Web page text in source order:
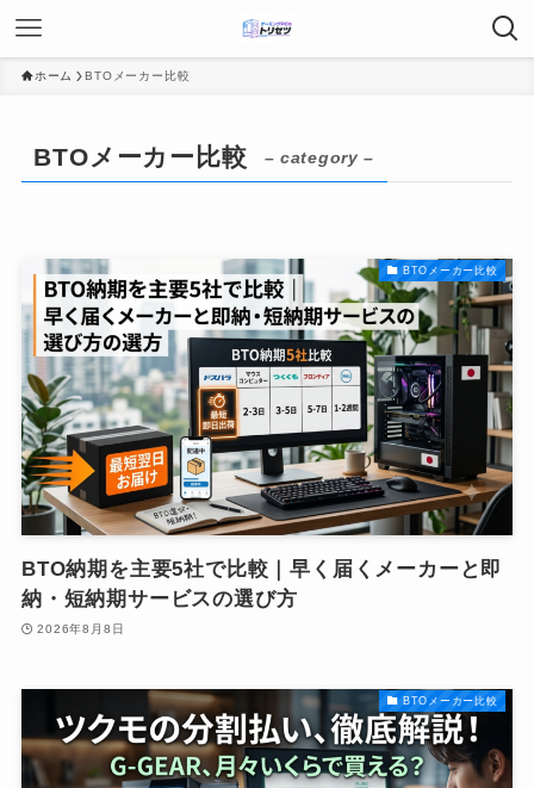
ホーム BTOメーカー比較
BTOメーカー比較 – category –
BTOメーカー比較
BTO納期を主要5社で比較｜早く届くメーカーと即
納・短納期サービスの選び方
2026年8月8日
BTOメーカー比較